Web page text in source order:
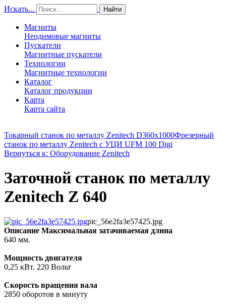
Искать... Найти
Магниты
Неодимовые магниты
Пускатели
Магнитные пускатели
Технологии
Магнитные технологии
Каталог
Каталог продукции
Карта
Карта сайта
Токарный станок по металлу Zenitech D360x1000Фрезерный
станок по металлу Zenitech с УЦИ UFM 100 Digi
Вернуться к: Оборудование Zenitech
Заточной станок по металлу
Zenitech Z 640
pic_56e2fa3e57425.jpg
Описание Максимальная затачиваемая длина
640 мм.
Мощность двигателя
0,25 кВт. 220 Вольт
Скорость вращения вала
2850 оборотов в минуту